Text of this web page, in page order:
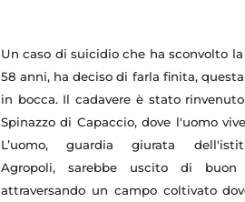
Un caso di suicidio che ha sconvolto
58 anni, ha deciso di farla finita,
in bocca. Il cadavere è stato
Spinazzo di Capaccio, dove l'uomo
L’uomo, guardia giurata
Agropoli, sarebbe uscito di
attraversando un campo coltivato